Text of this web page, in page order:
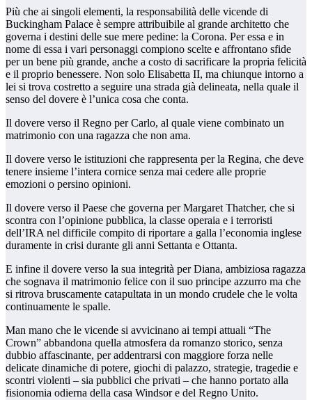
Più che ai singoli elementi, la responsabilità delle vicende di
Buckingham Palace è sempre attribuibile al grande architetto che
governa i destini delle sue mere pedine: la Corona. Per essa e in
nome di essa i vari personaggi compiono scelte e affrontano sfide
per un bene più grande, anche a costo di sacrificare la propria felicità
e il proprio benessere. Non solo Elisabetta II, ma chiunque intorno a
lei si trova costretto a seguire una strada già delineata, nella quale il
senso del dovere è l’unica cosa che conta.
Il dovere verso il Regno per Carlo, al quale viene combinato un
matrimonio con una ragazza che non ama.
Il dovere verso le istituzioni che rappresenta per la Regina, che deve
tenere insieme l’intera cornice senza mai cedere alle proprie
emozioni o persino opinioni.
Il dovere verso il Paese che governa per Margaret Thatcher, che si
scontra con l’opinione pubblica, la classe operaia e i terroristi
dell’IRA nel difficile compito di riportare a galla l’economia inglese
duramente in crisi durante gli anni Settanta e Ottanta.
E infine il dovere verso la sua integrità per Diana, ambiziosa ragazza
che sognava il matrimonio felice con il suo principe azzurro ma che
si ritrova bruscamente catapultata in un mondo crudele che le volta
continuamente le spalle.
Man mano che le vicende si avvicinano ai tempi attuali “The
Crown” abbandona quella atmosfera da romanzo storico, senza
dubbio affascinante, per addentrarsi con maggiore forza nelle
delicate dinamiche di potere, giochi di palazzo, strategie, tragedie e
scontri violenti – sia pubblici che privati – che hanno portato alla
fisionomia odierna della casa Windsor e del Regno Unito.